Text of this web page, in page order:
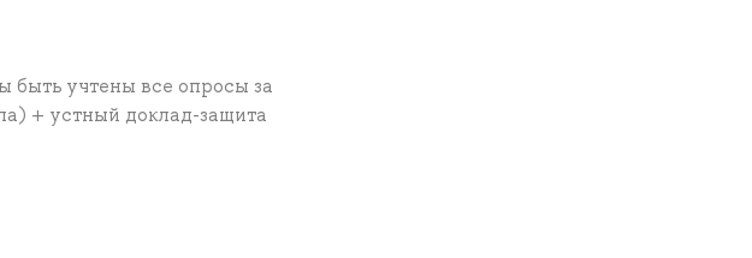
быть учтены все опросы за
+ устный доклад-защита